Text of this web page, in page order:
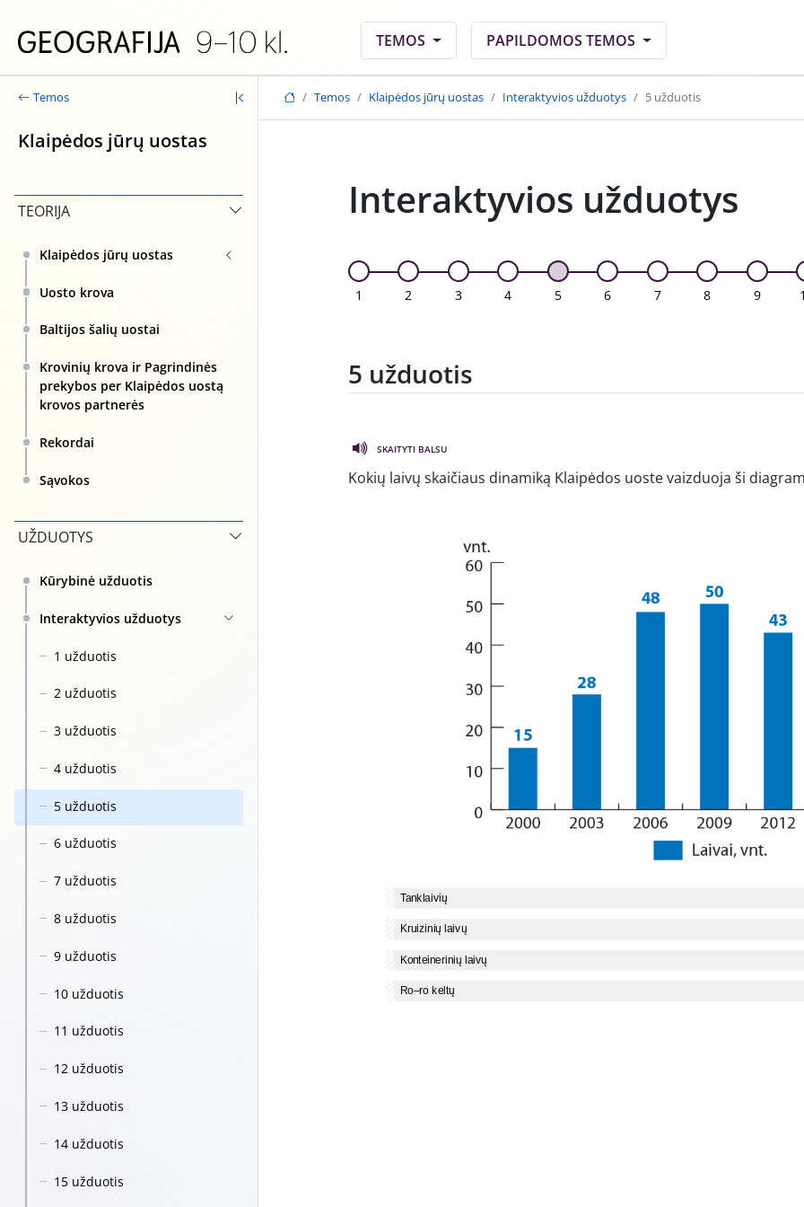
TEMOS
PAPILDOMOS TEMOS
Temos
Klaipėdos jūrų uostas
TEORIJA
Klaipėdos jūrų uostas
Uosto krova
Baltijos šalių uostai
Krovinių krova ir Pagrindinės
prekybos per Klaipėdos uostą
krovos partnerės
Rekordai
Sąvokos
UŽDUOTYS
Kūrybinė užduotis
Interaktyvios užduotys
1 užduotis
2 užduotis
3 užduotis
4 užduotis
5 užduotis
6 užduotis
7 užduotis
8 užduotis
9 užduotis
10 užduotis
11 užduotis
12 užduotis
13 užduotis
14 užduotis
15 užduotis
Temos Klaipėdos jūrų uostas Interaktyvios užduotys 5 užduotis
Interaktyvios užduotys
1 2 3 4 5 6 7 8 9
5 užduotis
SKAITYTI BALSU
Kokių laivų skaičiaus dinamiką Klaipėdos uoste vaizduoja ši